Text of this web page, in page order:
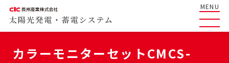
MENU
カラーモニターセットCMCS-